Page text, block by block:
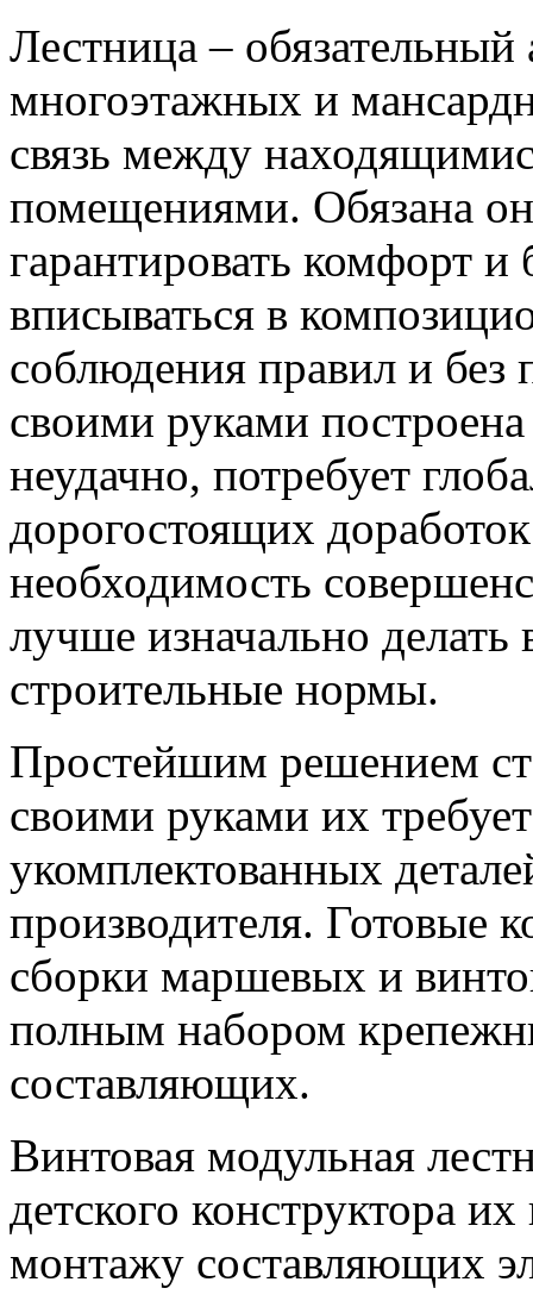
Лестница –
многоэтажных и
связь между
помещениями. Обязана
гарантировать комфорт и
вписываться в
соблюдения правил и без
своими руками
неудачно, потребует
дорогостоящих
необходимость
лучше изначально делать
строительные нормы.
Простейшим решением
своими руками их
укомплектованных
производителя. Готовые
сборки маршевых и
полным набором
составляющих.
Винтовая модульная
детского конструктора
монтажу составляющих